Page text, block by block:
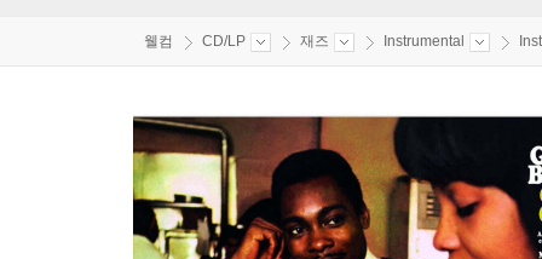
웰컴 CD/LP 재즈 Instrumental